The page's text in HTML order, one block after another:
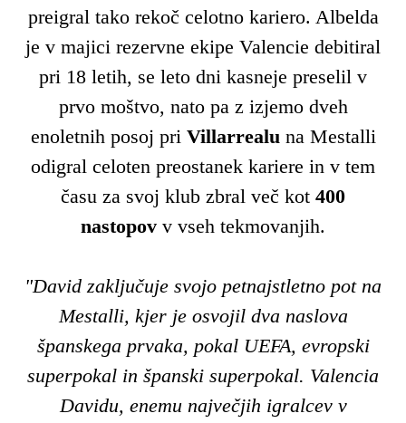
preigral tako rekoč celotno kariero. Albelda
je v majici rezervne ekipe Valencie debitiral
pri 18 letih, se leto dni kasneje preselil v
prvo moštvo, nato pa z izjemo dveh
enoletnih posoj pri Villarrealu na Mestalli
odigral celoten preostanek kariere in v tem
času za svoj klub zbral več kot 400
nastopov v vseh tekmovanjih.
"David zaključuje svojo petnajstletno pot na
Mestalli, kjer je osvojil dva naslova
španskega prvaka, pokal UEFA, evropski
superpokal in španski superpokal. Valencia
Davidu, enemu največjih igralcev v